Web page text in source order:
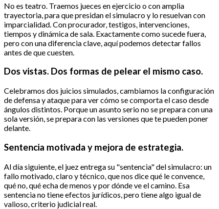
No es teatro. Traemos jueces en ejercicio o con amplia
trayectoria, para que presidan el simulacro y lo resuelvan con
imparcialidad. Con procurador, testigos, intervenciones,
tiempos y dinámica de sala. Exactamente como sucede fuera,
pero con una diferencia clave, aquí podemos detectar fallos
antes de que cuesten.
Dos vistas. Dos formas de pelear el mismo caso.
Celebramos dos juicios simulados, cambiamos la configuración
de defensa y ataque para ver cómo se comporta el caso desde
ángulos distintos. Porque un asunto serio no se prepara con una
sola versión, se prepara con las versiones que te pueden poner
delante.
Sentencia motivada y mejora de estrategia.
Al día siguiente, el juez entrega su "sentencia" del simulacro: un
fallo motivado, claro y técnico, que nos dice qué le convence,
qué no, qué echa de menos y por dónde ve el camino. Esa
sentencia no tiene efectos jurídicos, pero tiene algo igual de
valioso, criterio judicial real.